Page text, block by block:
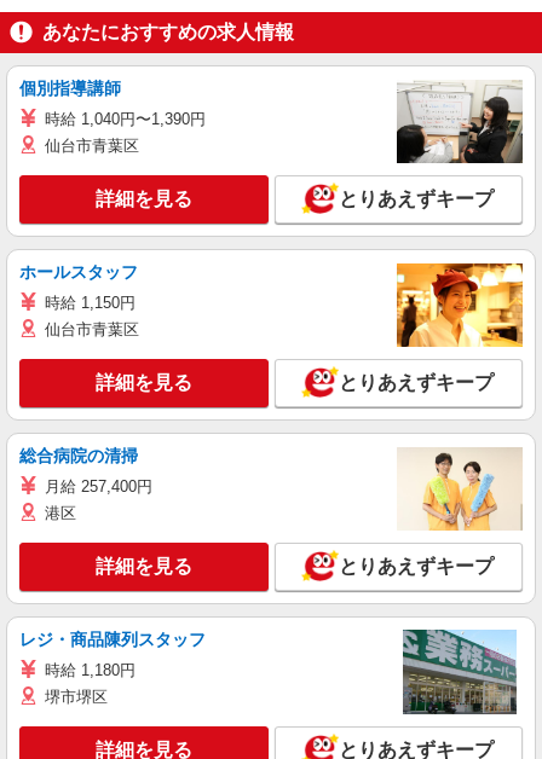
あなたにおすすめの求人情報
個別指導講師
時給 1,040円〜1,390円
仙台市青葉区
詳細を見る とりあえずキープ
ホールスタッフ
時給 1,150円
仙台市青葉区
詳細を見る とりあえずキープ
総合病院の清掃
月給 257,400円
港区
詳細を見る とりあえずキープ
レジ・商品陳列スタッフ
時給 1,180円
堺市堺区
詳細を見る とりあえずキープ